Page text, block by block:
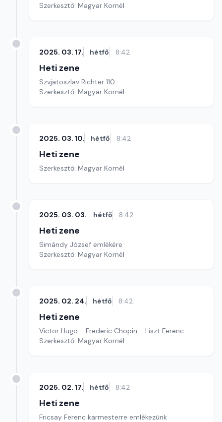
Szerkesztő: Magyar Kornél
2025. 03. 17. hétfő 8:42
Heti zene
Szvjatoszlav Richter 110
Szerkesztő: Magyar Kornél
2025. 03. 10. hétfő 8:42
Heti zene
Szerkesztő: Magyar Kornél
2025. 03. 03. hétfő 8:42
Heti zene
Simándy József emlékére
Szerkesztő: Magyar Kornél
2025. 02. 24. hétfő 8:42
Heti zene
Victor Hugo - Frederic Chopin - Liszt Ferenc
Szerkesztő: Magyar Kornél
2025. 02. 17. hétfő 8:42
Heti zene
Fricsay Ferenc karmesterre emlékezünk